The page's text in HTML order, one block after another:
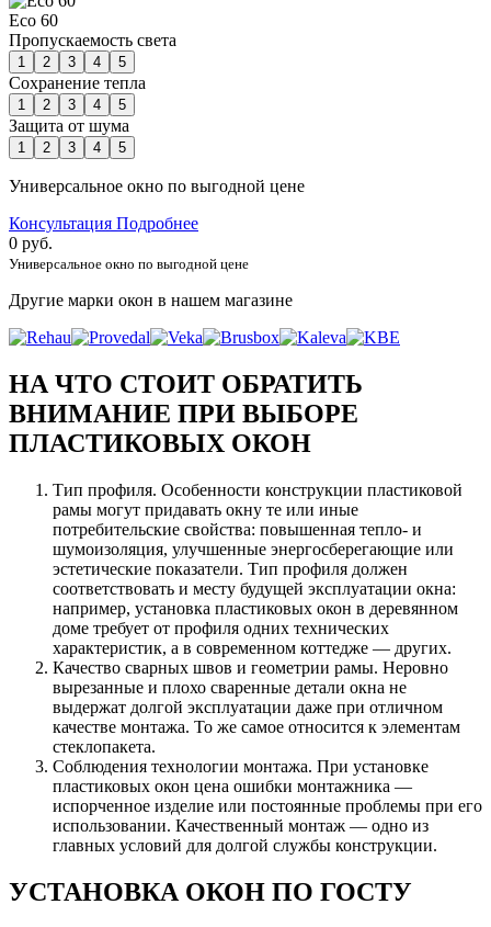
Eco 60
Пропускаемость света
1 2 3 4 5
Сохранение тепла
1 2 3 4 5
Защита от шума
1 2 3 4 5
Универсальное окно по выгодной цене
Консультация Подробнее
0 руб.
Универсальное окно по выгодной цене
Другие марки окон в нашем магазине
НА ЧТО СТОИТ ОБРАТИТЬ
ВНИМАНИЕ ПРИ ВЫБОРЕ
ПЛАСТИКОВЫХ ОКОН
Тип профиля. Особенности конструкции пластиковой
рамы могут придавать окну те или иные
потребительские свойства: повышенная тепло- и
шумоизоляция, улучшенные энергосберегающие или
эстетические показатели. Тип профиля должен
соответствовать и месту будущей эксплуатации окна:
например, установка пластиковых окон в деревянном
доме требует от профиля одних технических
характеристик, а в современном коттедже — других.
Качество сварных швов и геометрии рамы. Неровно
вырезанные и плохо сваренные детали окна не
выдержат долгой эксплуатации даже при отличном
качестве монтажа. То же самое относится к элементам
стеклопакета.
Соблюдения технологии монтажа. При установке
пластиковых окон цена ошибки монтажника —
испорченное изделие или постоянные проблемы при его
использовании. Качественный монтаж — одно из
главных условий для долгой службы конструкции.
УСТАНОВКА ОКОН ПО ГОСТУ